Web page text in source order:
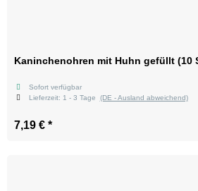
Kaninchenohren mit Huhn gefüllt (10
Sofort verfügbar
Lieferzeit: 1 - 3 Tage (DE - Ausland abweichend)
7,19 € *